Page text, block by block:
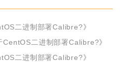
二进制部署Calibre?》
CentOS二进制部署Calibre?》
二进制部署Calibre?》